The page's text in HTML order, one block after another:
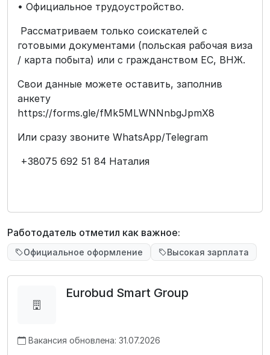
• Официальное трудоустройство.
Рассматриваем только соискателей с
готовыми документами (польская рабочая виза
/ карта побыта) или с гражданством ЕС, ВНЖ.
Свои данные можете оставить, заполнив
анкету
https://forms.gle/fMk5MLWNNnbgJpmX8
Или сразу звоните WhatsApp/Telegram
+38075 692 51 84 Наталия
Работодатель отметил как важное:
Официальное оформление Высокая зарплата
Eurobud Smart Group
Вакансия обновлена: 31.07.2026